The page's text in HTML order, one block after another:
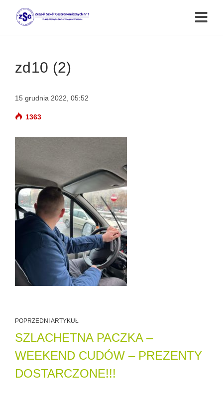
zd10 (2)
15 grudnia 2022, 05:52
1363
POPRZEDNI ARTYKUŁ
SZLACHETNA PACZKA –
WEEKEND CUDÓW – PREZENTY
DOSTARCZONE!!!